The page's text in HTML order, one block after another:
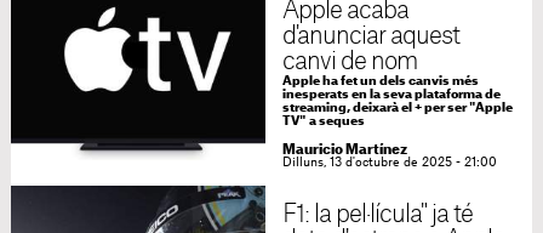
Apple acaba
d'anunciar aquest
canvi de nom
Apple ha fet un dels canvis més
inesperats en la seva plataforma de
streaming, deixarà el + per ser "Apple
TV" a seques
Mauricio Martínez
Dilluns, 13 d'octubre de 2025 - 21:00
F1: la pel·lícula" ja té